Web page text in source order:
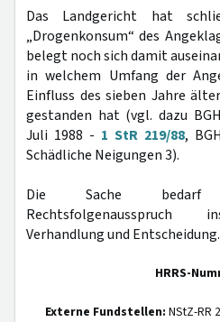
Das Landgericht hat
„Drogenkonsum“ des
belegt noch sich damit
in welchem Umfang der
Einfluss des sieben Jahre
gestanden hat (vgl. dazu
Juli 1988 - 1 StR 219/88,
Schädliche Neigungen 3).
Die Sache
Rechtsfolgenausspruch
Verhandlung und Entscheidung.
HRRS-
Externe Fundstellen: NStZ-RR